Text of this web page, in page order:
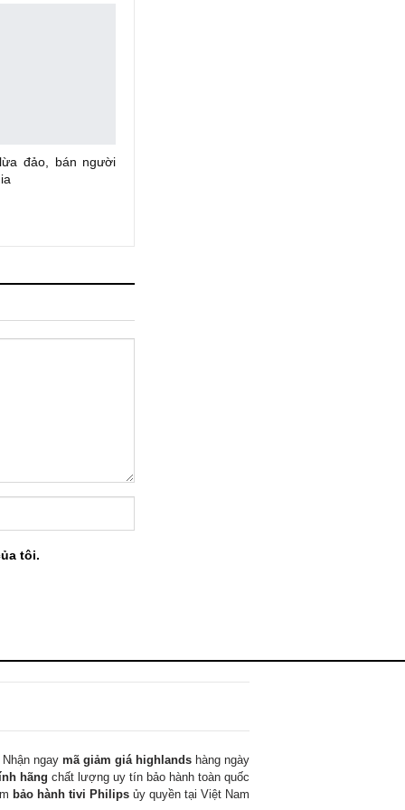
lừa đảo, bán người
tôi.
Nhận ngay mã giảm giá highlands hàng ngày
hãng chất lượng uy tín bảo hành toàn quốc
bảo hành tivi Philips ủy quyền tại Việt Nam